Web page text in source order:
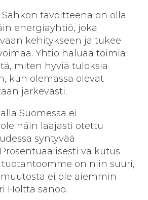
tavoitteena on olla
energiayhtiö, joka
kehitykseen ja tukee
Yhtiö haluaa toimia
miten hyviä tuloksia
kun olemassa olevat
järkevästi.
Suomessa ei
näin laajasti otettu
syntyvää
vaikutus
on niin suuri,
ei ole aiemmin
Hölttä sanoo.